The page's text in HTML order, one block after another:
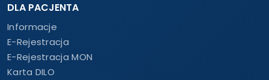
DLA PACJENTA
Informacje
E-Rejestracja
E-Rejestracja MON
Karta DILO